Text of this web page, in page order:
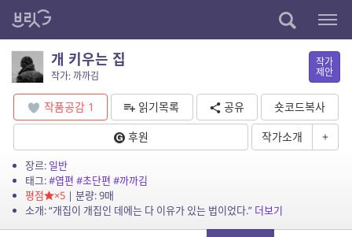
개 키우는 집
작가: 까까김
작가
제안
작품공감 1 읽기목록 공유
숏코드복사
후원
작가소개 +
장르: 일반
태그:#엽편 #초단편 #까까김
평점
×5| 분량: 9매
소개: “개집이 개집인 데에는 다 이유가 있는 법이었다.” 더보기